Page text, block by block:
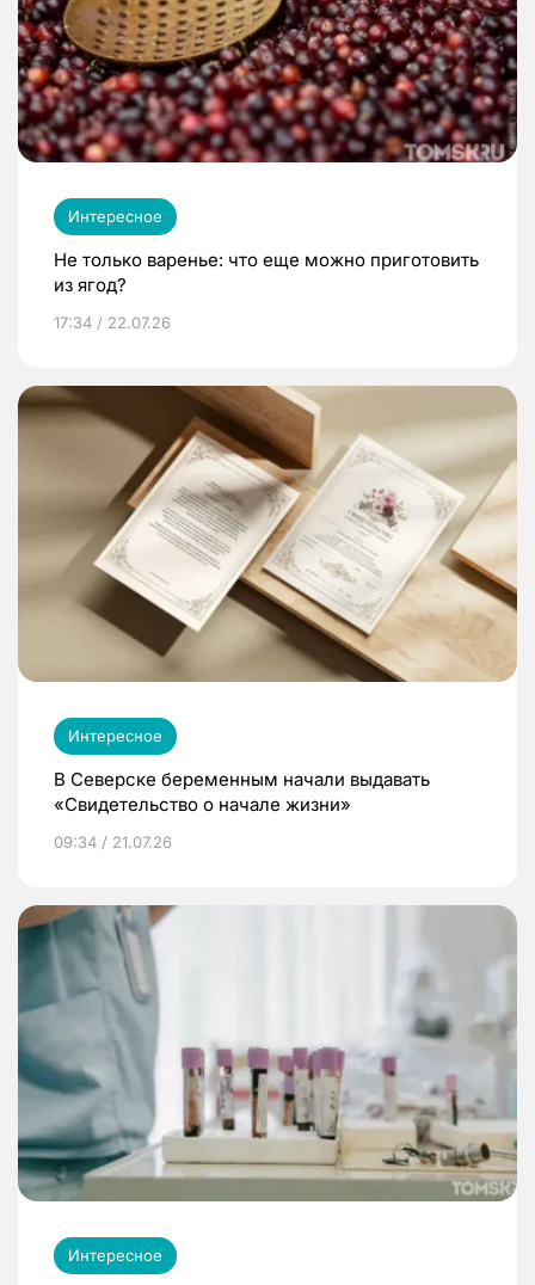
Интересное
Не только варенье: что еще можно приготовить
из ягод?
17:34 / 22.07.26
Интересное
В Северске беременным начали выдавать
«Свидетельство о начале жизни»
09:34 / 21.07.26
Интересное